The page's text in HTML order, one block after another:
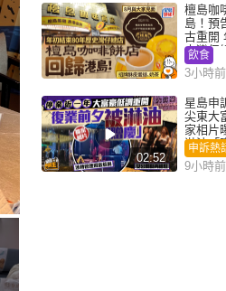
檀島咖
島！預
古重開
史灣仔
飲食
3小時前
02:52
星島申
尖東大
家相片
淋油「
申訴熱
9小時前